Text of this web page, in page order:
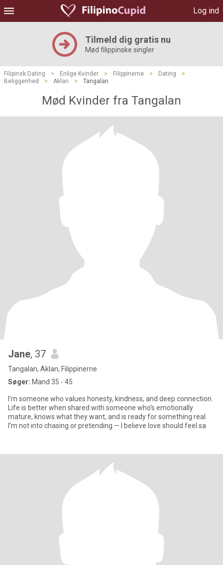
Log ind
Tilmeld dig gratis nu
Mød filippinske singler
Filipinsk Dating > Enlige Kvinder > Filippinerne > Dating
>
Beliggenhed
> Aklan > Tangalan
Mød Kvinder fra Tangalan
Jane, 37
Tangalan, Aklan, Filippinerne
Søger: Mand 35 - 45
I’m someone who values honesty, kindness, and deep connection.
Life is better when shared with someone who’s emotionally
mature, knows what they want, and is ready for something real.
I’m not into chasing or pretending — I believe love should feel sa